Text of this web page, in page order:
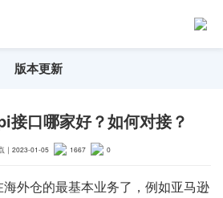
版本更新
接口哪家好？如何对接？
｜ 2023-01-05 1667 0
外仓的最基本业务了，例如亚马逊